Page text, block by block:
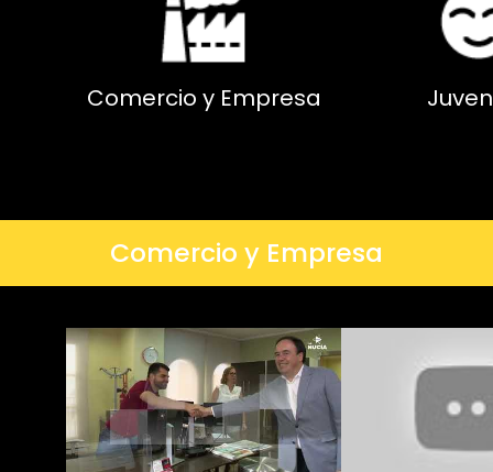
Comercio y Empresa
Comercio y Empresa